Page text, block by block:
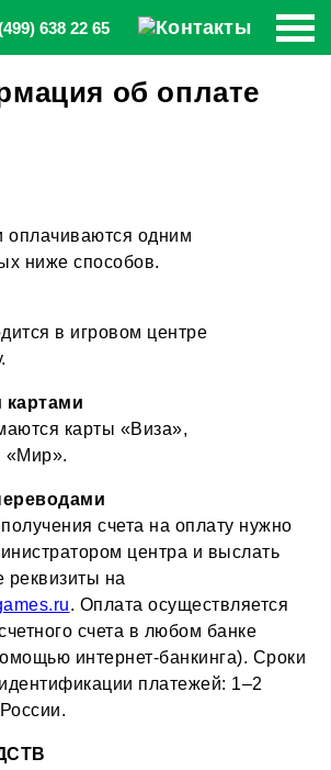
638 22 65
об оплате
оплачиваются одним
ниже способов.
в игровом центре
карты «Виза»,
«Мир».
счета на оплату нужно
центра и выслать
реквизиты на
. Оплата осуществляется
счета в любом банке
интернет-банкинга). Сроки
платежей: 1–2